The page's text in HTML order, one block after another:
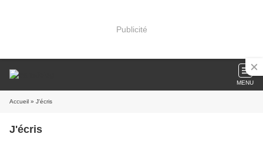
Publicité
MENU
Accueil » J'écris
J'écris